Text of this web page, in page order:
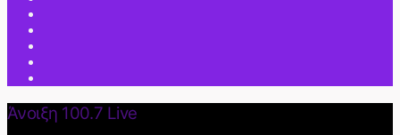
Άνοιξη 100.7 Live